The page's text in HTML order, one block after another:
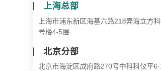
上海总部
上海市浦东新区海基六路218弄海立方
号楼4-5层
北京分部
北京市海淀区成府路270号中科科仪平